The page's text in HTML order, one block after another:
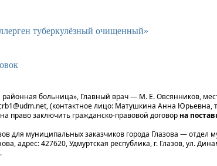
туберкулёзный очищенный»
больница», Главный врач — М. Е. Овсянников,
(контактное лицо: Матушкина Анна Юрьевна,
право заключить гражданско-правовой договор на
для муниципальных заказчиков города Глазова — отдел
адрес: 427620, Удмуртская республика, г. Глазов, ул.